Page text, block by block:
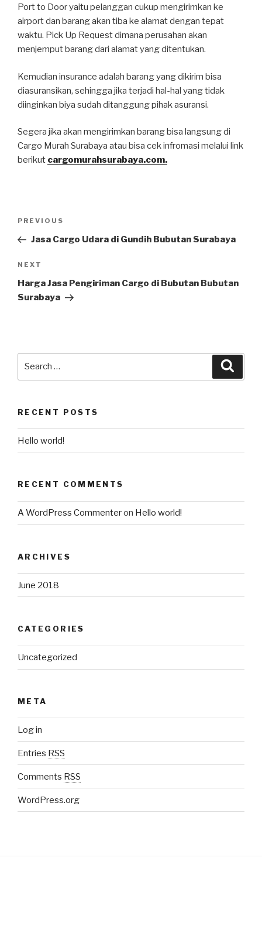
Port to Door yaitu pelanggan cukup mengirimkan ke
airport dan barang akan tiba ke alamat dengan tepat
waktu. Pick Up Request dimana perusahan akan
menjemput barang dari alamat yang ditentukan.
Kemudian insurance adalah barang yang dikirim bisa
diasuransikan, sehingga jika terjadi hal-hal yang tidak
diinginkan biya sudah ditanggung pihak asuransi.
Segera jika akan mengirimkan barang bisa langsung di
Cargo Murah Surabaya atau bisa cek infromasi melalui link
berikut cargomurahsurabaya.com.
PREVIOUS
Jasa Cargo Udara di Gundih Bubutan Surabaya
NEXT
Harga Jasa Pengiriman Cargo di Bubutan Bubutan
Surabaya
RECENT POSTS
Hello world!
RECENT COMMENTS
A WordPress Commenteron Hello world!
ARCHIVES
June 2018
CATEGORIES
Uncategorized
META
Log in
Entries RSS
Comments RSS
WordPress.org